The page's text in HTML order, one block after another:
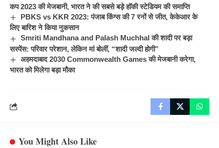
कप 2023 की मेजबानी, भारत ने की सबसे बड़े हॉकी स्टेडियम की समाप्ति
PBKS vs KKR 2023: पंजाब किंग्स की 7 रनों से जीत, केकेआर के
लिए बारिश ने किया नुकसान
Smriti Mandhana and Palash Muchhal की शादी पर बड़ा
सस्पेंस: परिवार परेशान, लेकिन मां बोलीं, “शादी जल्दी होगी”
अहमदाबाद 2030 Commonwealth Games की मेजबानी करेगा,
भारत को मिलेगा बड़ा मौका
You Might Also Like